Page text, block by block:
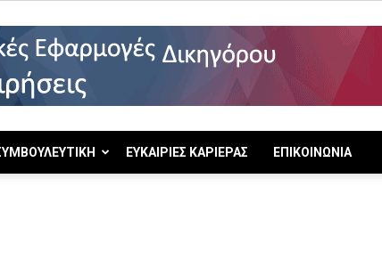
ΕΥΚΑΙΡΙΕΣ ΚΑΡΙΕΡΑΣ ΕΠΙΚΟΙΝΩΝΙΑ